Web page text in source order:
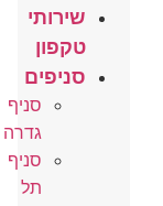
שירותי
טקפון
סניפים
סניף
גדרה
סניף
תל